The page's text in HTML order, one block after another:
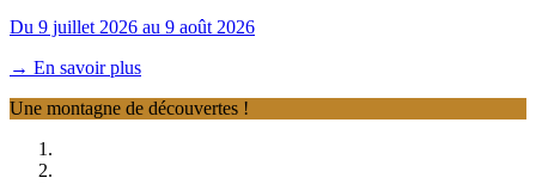
Du 9 juillet 2026 au 9 août 2026
→ En savoir plus
Une montagne de découvertes !